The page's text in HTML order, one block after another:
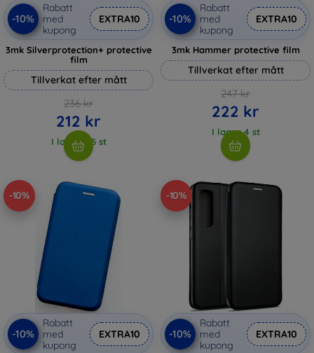
-10%
Rabatt
med
kupong
EXTRA10
3mk Silverprotection+ protective
film
Tillverkat efter mått
236 kr
212 kr
I lager > 5 st
-10%
Rabatt
med
kupong
EXTRA10
3mk Hammer protective film
Tillverkat efter mått
247 kr
222 kr
I lager 4 st
-10%
-10%
Rabatt
med
kupong
EXTRA10
-10%
-10%
Rabatt
med
kupong
EXTRA10